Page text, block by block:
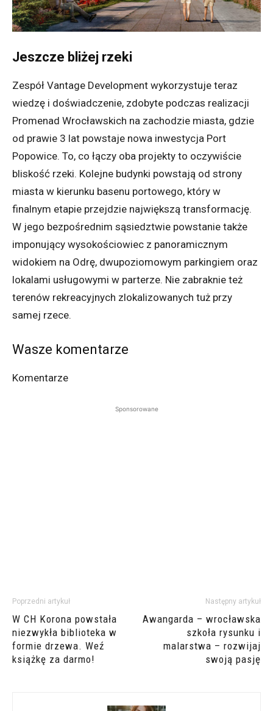
Jeszcze bliżej rzeki
Zespół Vantage Development wykorzystuje teraz
wiedzę i doświadczenie, zdobyte podczas realizacji
Promenad Wrocławskich na zachodzie miasta, gdzie
od prawie 3 lat powstaje nowa inwestycja Port
Popowice. To, co łączy oba projekty to oczywiście
bliskość rzeki. Kolejne budynki powstają od strony
miasta w kierunku basenu portowego, który w
finalnym etapie przejdzie największą transformację.
W jego bezpośrednim sąsiedztwie powstanie także
imponujący wysokościowiec z panoramicznym
widokiem na Odrę, dwupoziomowym parkingiem oraz
lokalami usługowymi w parterze. Nie zabraknie też
terenów rekreacyjnych zlokalizowanych tuż przy
samej rzece.
Wasze komentarze
Komentarze
Sponsorowane
Poprzedni artykuł
W CH Korona powstała
niezwykła biblioteka w
formie drzewa. Weź
książkę za darmo!
Następny artykuł
Awangarda – wrocławska
szkoła rysunku i
malarstwa – rozwijaj
swoją pasję